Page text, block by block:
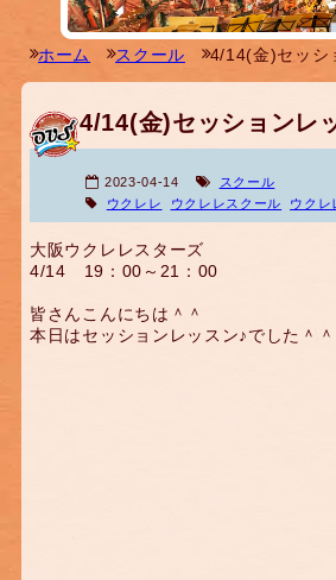
ホーム スクール 4/14(金)セッシ
4/14(金)セッションレ
2023-04-14
スクール
ウクレレ
ウクレレスクール ウクレ
大阪ウクレレスターズ
4/14 19：00～21：00
皆さんこんにちは＾＾
本日はセッションレッスン♪でした＾＾